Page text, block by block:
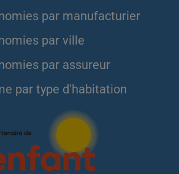
par manufacturier
par ville
par assureur
par type d'habitation